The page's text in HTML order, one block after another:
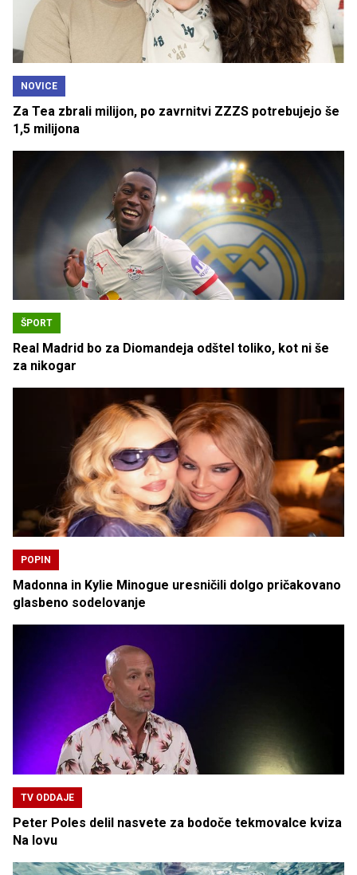
NOVICE
Za Tea zbrali milijon, po zavrnitvi ZZZS potrebujejo še
1,5 milijona
ŠPORT
Real Madrid bo za Diomandeja odštel toliko, kot ni še
za nikogar
POPIN
Madonna in Kylie Minogue uresničili dolgo pričakovano
glasbeno sodelovanje
TV ODDAJE
Peter Poles delil nasvete za bodoče tekmovalce kviza
Na lovu